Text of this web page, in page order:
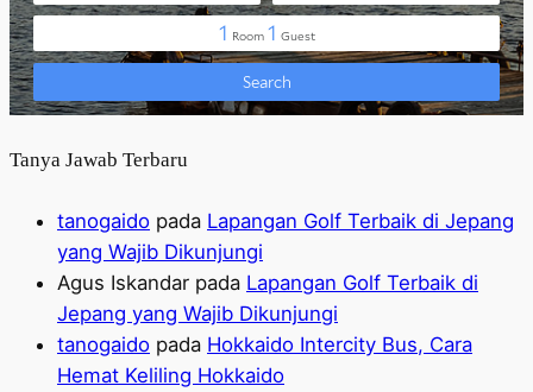
Tanya Jawab Terbaru
tanogaido pada Lapangan Golf Terbaik di Jepang
yang Wajib Dikunjungi
Agus Iskandar pada Lapangan Golf Terbaik di
Jepang yang Wajib Dikunjungi
tanogaido pada Hokkaido Intercity Bus, Cara
Hemat Keliling Hokkaido